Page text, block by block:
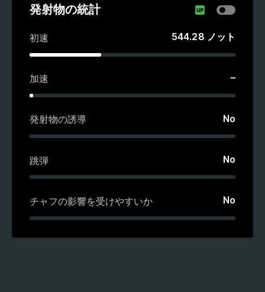
発射物の統計
初速 544.28 ノット
加速 –
発射物の誘導 No
跳弾 No
チャフの影響を受けやすいか No